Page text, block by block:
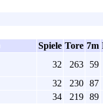
Spiele Tore 7m
32 263
59
32 230 87
34 219 89